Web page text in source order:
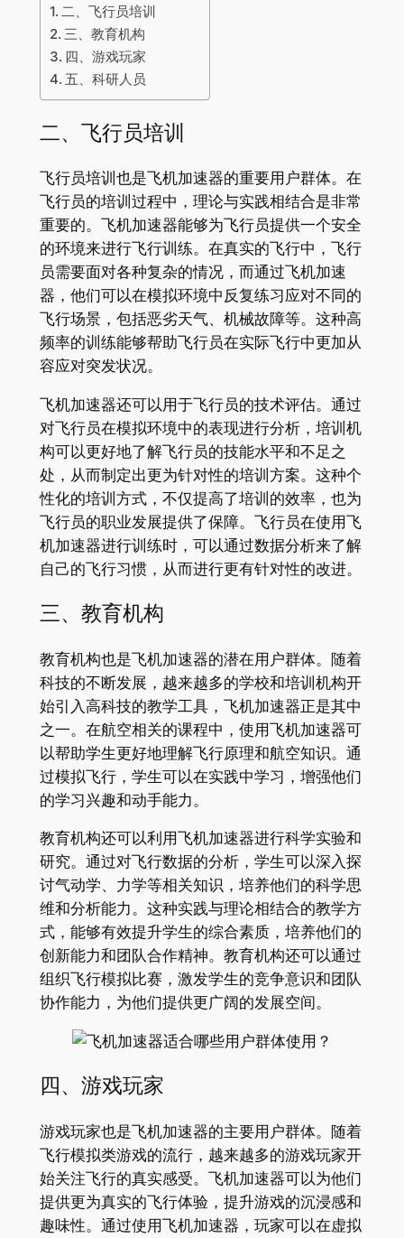
二、飞行员培训
三、教育机构
四、游戏玩家
五、科研人员
二、飞行员培训
飞行员培训也是飞机加速器的重要用户群体。在
飞行员的培训过程中，理论与实践相结合是非常
重要的。飞机加速器能够为飞行员提供一个安全
的环境来进行飞行训练。在真实的飞行中，飞行
员需要面对各种复杂的情况，而通过飞机加速
器，他们可以在模拟环境中反复练习应对不同的
飞行场景，包括恶劣天气、机械故障等。这种高
频率的训练能够帮助飞行员在实际飞行中更加从
容应对突发状况。
飞机加速器还可以用于飞行员的技术评估。通过
对飞行员在模拟环境中的表现进行分析，培训机
构可以更好地了解飞行员的技能水平和不足之
处，从而制定出更为针对性的培训方案。这种个
性化的培训方式，不仅提高了培训的效率，也为
飞行员的职业发展提供了保障。飞行员在使用飞
机加速器进行训练时，可以通过数据分析来了解
自己的飞行习惯，从而进行更有针对性的改进。
三、教育机构
教育机构也是飞机加速器的潜在用户群体。随着
科技的不断发展，越来越多的学校和培训机构开
始引入高科技的教学工具，飞机加速器正是其中
之一。在航空相关的课程中，使用飞机加速器可
以帮助学生更好地理解飞行原理和航空知识。通
过模拟飞行，学生可以在实践中学习，增强他们
的学习兴趣和动手能力。
教育机构还可以利用飞机加速器进行科学实验和
研究。通过对飞行数据的分析，学生可以深入探
讨气动学、力学等相关知识，培养他们的科学思
维和分析能力。这种实践与理论相结合的教学方
式，能够有效提升学生的综合素质，培养他们的
创新能力和团队合作精神。教育机构还可以通过
组织飞行模拟比赛，激发学生的竞争意识和团队
协作能力，为他们提供更广阔的发展空间。
四、游戏玩家
游戏玩家也是飞机加速器的主要用户群体。随着
飞行模拟类游戏的流行，越来越多的游戏玩家开
始关注飞行的真实感受。飞机加速器可以为他们
提供更为真实的飞行体验，提升游戏的沉浸感和
趣味性。通过使用飞机加速器，玩家可以在虚拟